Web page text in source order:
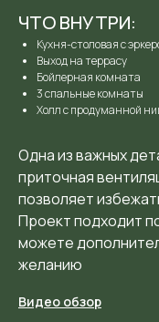
ЧТО ВНУТРИ:
Кухня-столовая с
Выход на террасу
Бойлерная комната
3 спальные комнаты
Холл с продуманной
Одна из важных
приточная
позволяет
Проект подходит
можете
желанию
Видео обзор